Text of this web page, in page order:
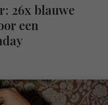
26x blauwe
een